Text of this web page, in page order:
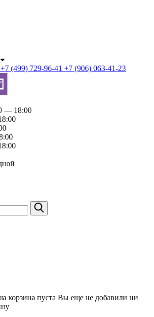
+7 (499) 729-96-41 +7 (906) 063-41-23
— 18:00
корзина пуста Вы еще не добавили ни